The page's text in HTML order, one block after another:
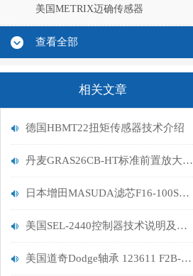
美国METRIX迈确传感器
查看全部
相关文章
德国HBMT22扭矩传感器技术介绍
丹麦GRAS26CB-HT标准前置放大器带连接器简介
日本增田MASUDA滤芯F16-100SW-W优势销售
美国SEL-2440控制器技术说明及使用特征
美国道奇Dodge轴承 123611 F2B-VSC-100特卖